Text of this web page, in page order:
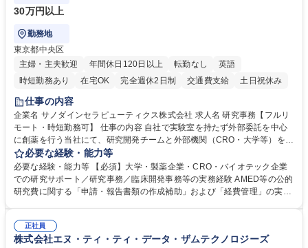
30万円以上
勤務地
東京都中央区
主婦・主夫歓迎
年間休日120日以上 転勤なし
英語
時短勤務あり
在宅OK 完全週休2日制 交通費支給 土日祝休み
仕事の内容
企業名 サノダインセラピューティクス株式会社 求人名 研究事務【フルリ
モート・時短勤務可】 仕事の内容 自社で実験室を持たず外部委託を中心
に創薬を行う当社にて、研究開発チームと外部機関（CRO・大学等）をつ
なぐハブとして、契約・発注・予算管理などの研究事務全般をお任せしま
す。 ■見積取得、発注、検収、請求処理等の事務手続き ■委託先との定例
会議の調整・アジェンダ準備・議事録作成 ■研究報告書、試験関連資料、
SOP等の整備・版管理・保管 ■研究開発の進捗・タイムライン・予算執行
集職種 研究事務【フルリモート・時短勤務可】
必要な経験・能力等
必要な経験・能力等 【必須】大学・製薬企業・CRO・バイオテック企業
での研究サポート／研究事務／臨床開発事務等の実務経験 AMED等の公的
研究費に関する「申請・報告書類の作成補助」および「経費管理」の実務
き方について】フルリモートやハイブリッド勤務、時短勤務など個々のラ
イフスタイルに応じた柔軟な働き方が可能です。育児や介護との両立も応
正社員
株式会社エヌ・ティ・ティ・データ・ザムテクノロジーズ